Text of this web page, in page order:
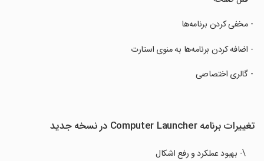
‏ - مخفی کردن برنامه‌ها
‏ - اضافه کردن برنامه‌ها به منوی استارت
‏ - گالری اختصاصی
تغییرات برنامه Computer Launcher در نسخه جدید
\- بهبود عملکرد و رفع اشکال